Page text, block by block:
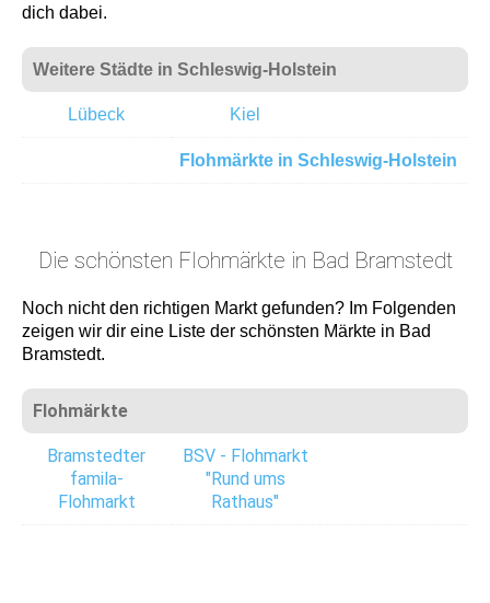
dich dabei.
Weitere Städte in Schleswig-Holstein
Lübeck Kiel
Flohmärkte in Schleswig-Holstein
Die schönsten Flohmärkte in Bad Bramstedt
Noch nicht den richtigen Markt gefunden? Im Folgenden
zeigen wir dir eine Liste der schönsten Märkte in Bad
Bramstedt.
Flohmärkte
Bramstedter
famila-
Flohmarkt
BSV - Flohmarkt
"Rund ums
Rathaus"